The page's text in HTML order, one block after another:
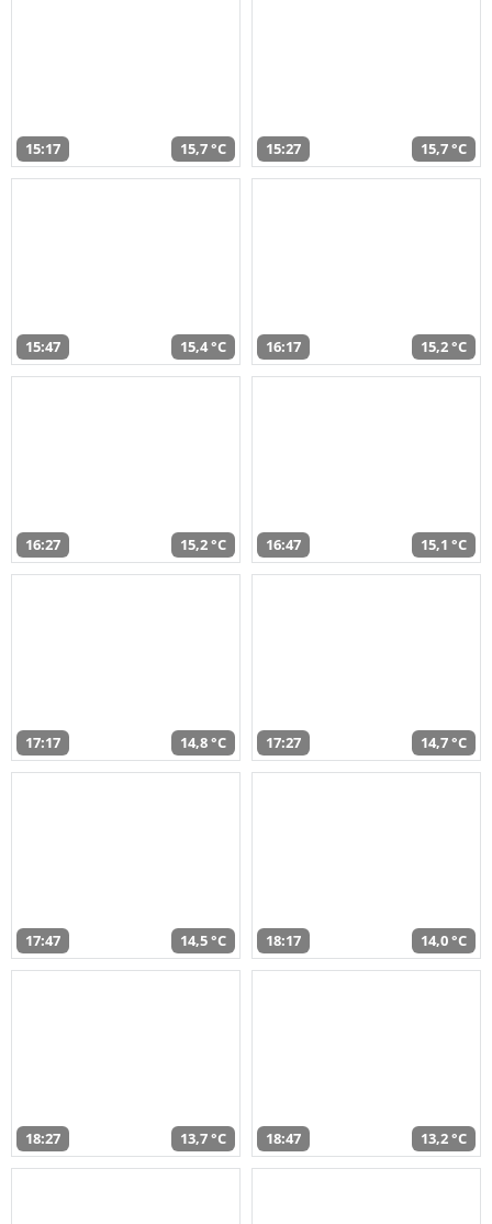
15:17 15,7 °C 15:27 15,7 °C
15:47 15,4 °C 16:17 15,2 °C
16:27 15,2 °C 16:47 15,1 °C
17:17 14,8 °C 17:27 14,7 °C
17:47 14,5 °C 18:17 14,0 °C
18:27 13,7 °C 18:47 13,2 °C